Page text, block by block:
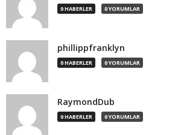
0 HABERLER 0 YORUMLAR
phillippfranklyn
0 HABERLER 0 YORUMLAR
RaymondDub
0 HABERLER 0 YORUMLAR